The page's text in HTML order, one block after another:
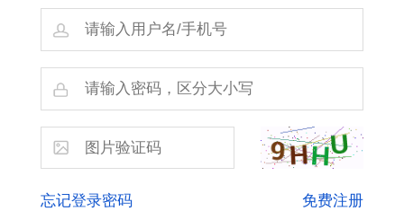
忘记登录密码 免费注册